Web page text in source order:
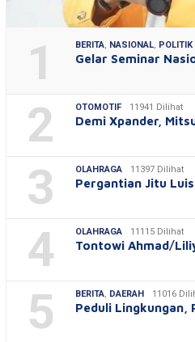
1 BERITA, NASIONAL, POLITIK
Gelar Seminar
2 OTOMOTIF 11941 Dilihat
Demi Xpander,
3 OLAHRAGA 11397 Dilihat
Pergantian Jitu
4 OLAHRAGA 11115 Dilihat
Tontowi Ahmad/
5 BERITA, DAERAH 11016
Peduli Lingkungan,